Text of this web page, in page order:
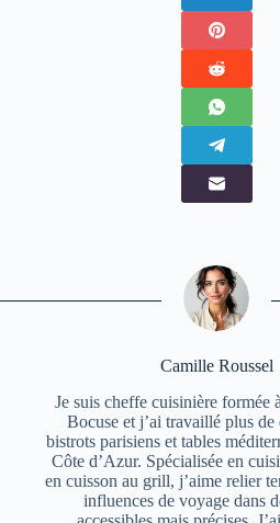
Camille Roussel
Je suis cheffe cuisinière formée
Bocuse et j’ai travaillé plus de
bistrots parisiens et tables
Côte d’Azur. Spécialisée en
en cuisson au grill, j’aime relier
influences de voyage dans